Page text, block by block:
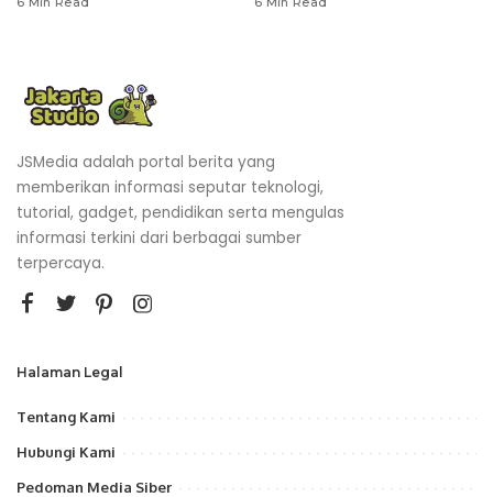
JSMedia adalah portal berita yang
memberikan informasi seputar teknologi,
tutorial, gadget, pendidikan serta mengulas
informasi terkini dari berbagai sumber
terpercaya.
Halaman Legal
Tentang Kami
Hubungi Kami
Pedoman Media Siber